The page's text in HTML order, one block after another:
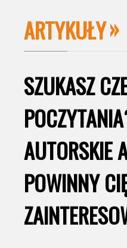
ARTYKUŁY
SZUKASZ
AUTORSKIE
POWINNY